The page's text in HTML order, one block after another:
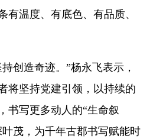
有温度、有底色、有品质、
造奇迹。”杨永飞表示，
将坚持党建引领，以持续的
书写更多动人的“生命叙
茂，为千年古郡书写赋能时